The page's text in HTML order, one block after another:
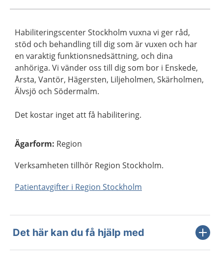
Habiliteringscenter Stockholm vuxna vi ger råd,
stöd och behandling till dig som är vuxen och har
en varaktig funktionsnedsättning, och dina
anhöriga. Vi vänder oss till dig som bor i Enskede,
Årsta, Vantör, Hägersten, Liljeholmen, Skärholmen,
Älvsjö och Södermalm.
Det kostar inget att få habilitering.
Ägarform: Region
Verksamheten tillhör Region Stockholm.
Patientavgifter i Region Stockholm
Det här kan du få hjälp med